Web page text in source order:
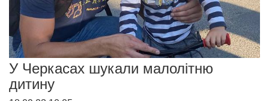
У Черкасах шукали малолітню
дитину